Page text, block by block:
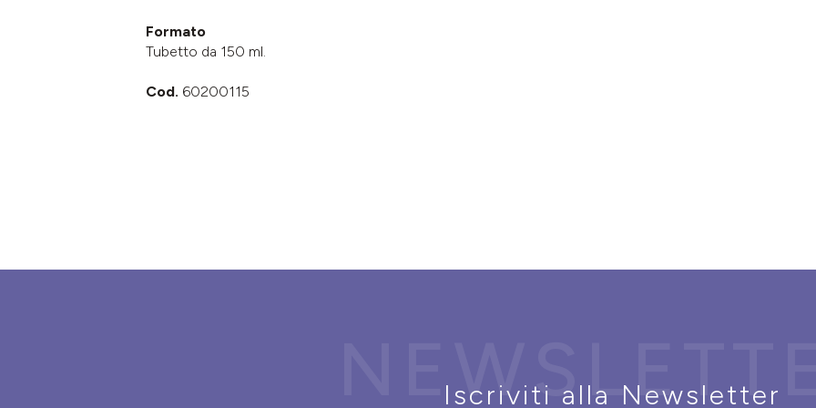
Formato
Tubetto da 150 ml.
Cod. 60200115
Iscriviti alla Newsletter